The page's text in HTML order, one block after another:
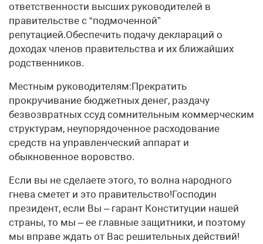
ответственности высших руководителей в
правительстве с “подмоченной”
репутацией.Обеспечить подачу деклараций о
доходах членов правительства и их ближайших
родственников.
Местным руководителям:Прекратить
прокручивание бюджетных денег, раздачу
безвозвратных ссуд сомнительным коммерческим
структурам, неупорядоченное расходование
средств на управленческий аппарат и
обыкновенное воровство.
Если вы не сделаете этого, то волна народного
гнева сметет и это правительство!Господин
президент, если Вы – гарант Конституции нашей
страны, то мы – ее главные защитники, и поэтому
мы вправе ждать от Вас решительных действий!